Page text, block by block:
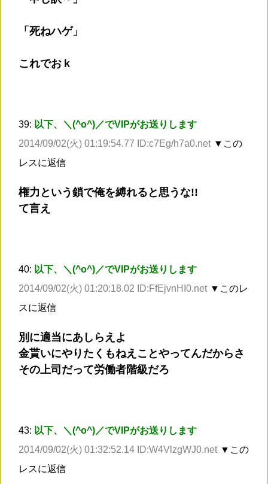
「死ねハゲ」
これでおｋ
39: 以下、＼(^o^)／でVIPがお送りします
2014/09/02(火) 01:19:54.77 ID:c7Eg/h7a0.net ▼この
レスに返信
権力という鎖で俺を縛れると思うな!!
て言え
40: 以下、＼(^o^)／でVIPがお送りします
2014/09/02(火) 01:20:18.02 ID:FfEjvnHI0.net ▼このレ
スに返信
別に適当にあしらえよ
金貰いにやりたくもねえことやってんだからさ
その上司だって労働者階級だろ
43: 以下、＼(^o^)／でVIPがお送りします
2014/09/02(火) 01:32:52.14 ID:W4VlzgWJ0.net ▼この
レスに返信